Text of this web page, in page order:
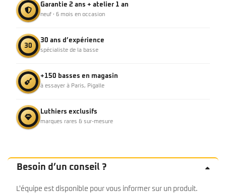
Garantie 2 ans + atelier 1 an
neuf · 6 mois en occasion
30
30 ans d’expérience
spécialiste de la basse
+150 basses en magasin
à essayer à Paris, Pigalle
Luthiers exclusifs
marques rares & sur-mesure
Besoin d’un conseil ?
L'équipe est disponible pour vous informer sur un produit.